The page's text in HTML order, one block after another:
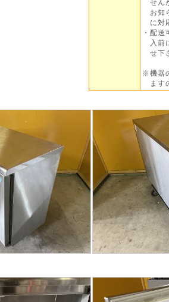
せん
お知
に対
・配
入前
せ下
※機器
ます